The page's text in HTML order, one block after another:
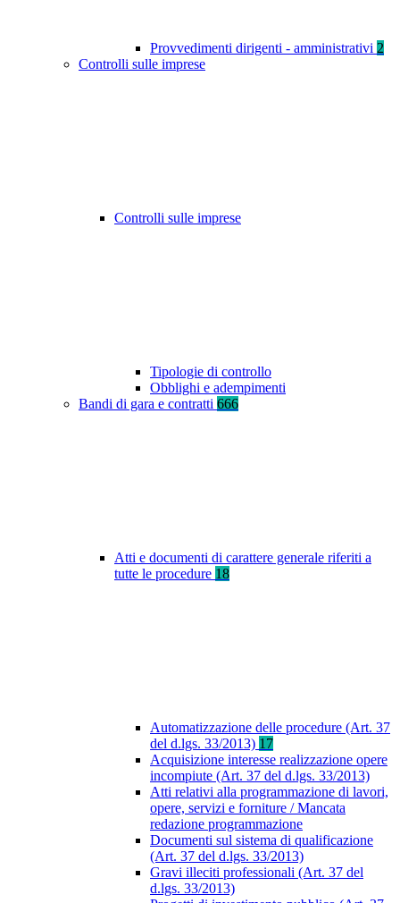
Provvedimenti dirigenti - amministrativi 2
Controlli sulle imprese
Controlli sulle imprese
Tipologie di controllo
Obblighi e adempimenti
Bandi di gara e contratti 666
Atti e documenti di carattere generale riferiti a
tutte le procedure 18
Automatizzazione delle procedure (Art. 37
del d.lgs. 33/2013) 17
Acquisizione interesse realizzazione opere
incompiute (Art. 37 del d.lgs. 33/2013)
Atti relativi alla programmazione di lavori,
opere, servizi e forniture / Mancata
redazione programmazione
Documenti sul sistema di qualificazione
(Art. 37 del d.lgs. 33/2013)
Gravi illeciti professionali (Art. 37 del
d.lgs. 33/2013)